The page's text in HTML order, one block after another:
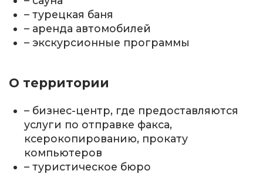
– турецкая баня
– аренда автомобилей
– экскурсионные программы
О территории
– бизнес-центр, где предоставляются
услуги по отправке факса,
ксерокопированию, прокату
компьютеров
– туристическое бюро